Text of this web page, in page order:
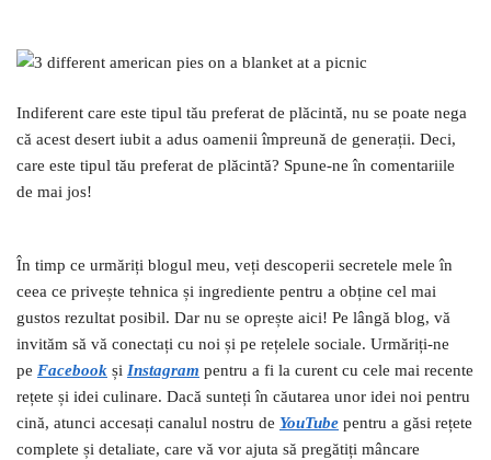
Indiferent care este tipul tău preferat de plăcintă, nu se poate nega
că acest desert iubit a adus oamenii împreună de generații. Deci,
care este tipul tău preferat de plăcintă? Spune-ne în comentariile
de mai jos!
În timp ce urmăriți blogul meu, veți descoperii secretele mele în
ceea ce privește tehnica și ingrediente pentru a obține cel mai
gustos rezultat posibil. Dar nu se oprește aici! Pe lângă blog, vă
invităm să vă conectați cu noi și pe rețelele sociale. Urmăriți-ne
pe Facebook și Instagram pentru a fi la curent cu cele mai recente
rețete și idei culinare. Dacă sunteți în căutarea unor idei noi pentru
cină, atunci accesați canalul nostru de YouTube pentru a găsi rețete
complete și detaliate, care vă vor ajuta să pregătiți mâncare